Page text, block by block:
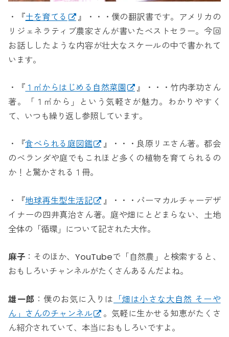
・『土を育てる
』・・・僕の翻訳書です。アメリカの
リジェネラティブ農家さんが書いたベストセラー。今回
お話ししたような内容が壮大なスケールの中で書かれて
います。
・『 １㎡からはじめる自然菜園
』・・・竹内孝功さん
著。「１㎡から」という気軽さが魅力。わかりやすく
て、いつも繰り返し参照しています。
・『食べられる庭図鑑
』・・・良原リエさん著。都会
のベランダや庭でもこれほど多くの植物を育てられるの
か！と驚かされる１冊。
・『地球再生型生活記
』・・・パーマカルチャーデザ
イナーの四井真治さん著。庭や畑にとどまらない、土地
全体の「循環」について記された大作。
麻子 ：そのほか、YouTubeで「自然農」と検索すると、
おもしろいチャンネルがたくさんあるんだよね。
雄一郎 ：僕のお気に入りは 「畑は小さな大自然 そーや
ん」さんのチャンネル
。気軽に生かせる知恵がたくさ
ん紹介されていて、本当におもしろいですよ。